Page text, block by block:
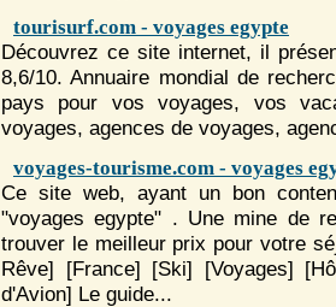
tourisurf.com - voyages egypte
Découvrez ce site internet, il
8,6/10. Annuaire mondial de
pays pour vosvoyages, vos
voyages, agences de voyages,
voyages-tourisme.com - voyages
Ce site web, ayant un bon
"voyages egypte" . Une mine de
trouver le meilleur prix pour votre
Rêve] [France] [Ski] [Voyages]
d'Avion] Le guide...